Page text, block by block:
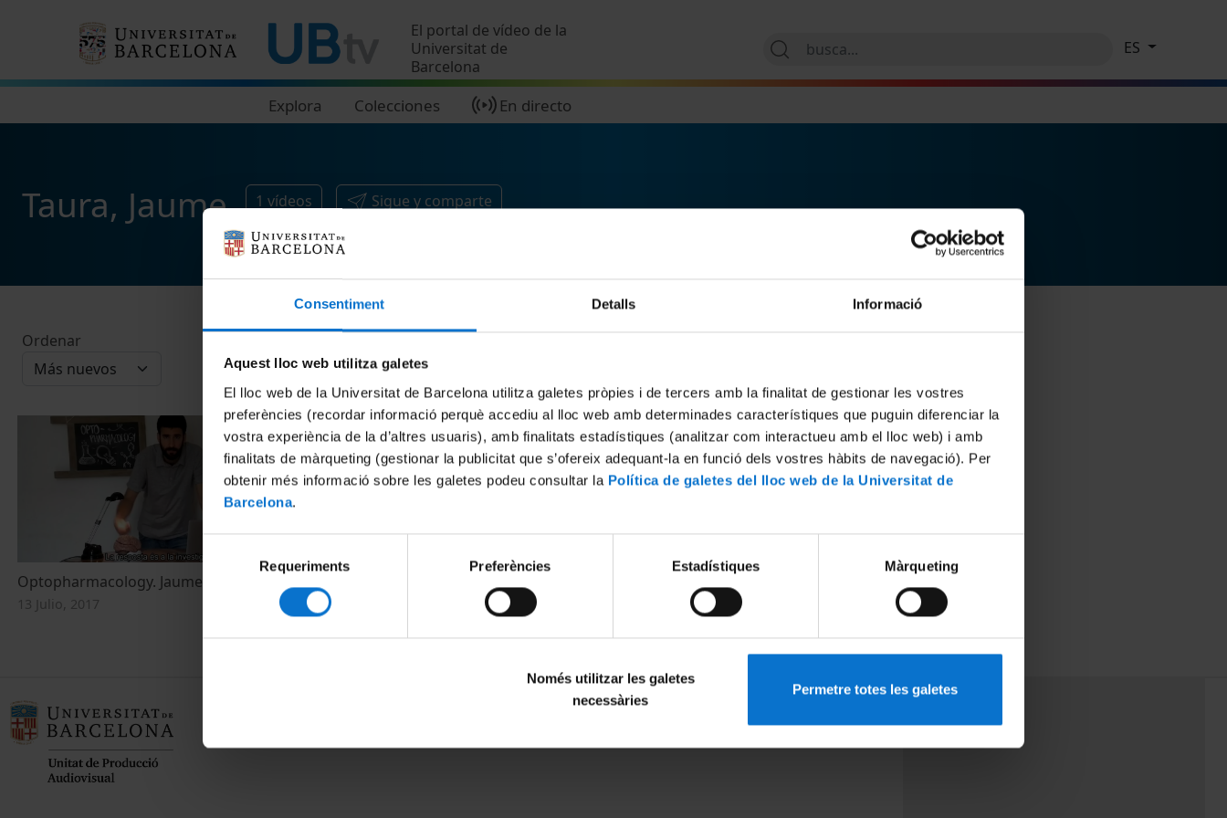
Consentiment Detalls Informació
Aquest lloc web utilitza galetes
El lloc web de la Universitat de Barcelona utilitza galetes pròpies i de tercers amb la finalitat de gestionar les vostres
preferències (recordar informació perquè accediu al lloc web amb determinades característiques que puguin diferenciar la
vostra experiència de la d’altres usuaris), amb finalitats estadístiques (analitzar com interactueu amb el lloc web) i amb
finalitats de màrqueting (gestionar la publicitat que s’ofereix adequant-la en funció dels vostres hàbits de navegació). Per
obtenir més informació sobre les galetes podeu consultar la Política de galetes del lloc web de la Universitat de
Barcelona.
de
consentiment
Requeriments Preferències Estadístiques Màrqueting
Només utilitzar les galetes
necessàries
Permetre totes les galetes
El portal de vídeo de la
Universitat de
Barcelona
Explora Colecciones En directo
ES
Taura, Jaume 1 vídeos Sigue y comparte
Ordenar
Optopharmacology. Jaume Taura
13 Julio, 2017
MENÚ PEU 1
Aviso legal
PEU 3